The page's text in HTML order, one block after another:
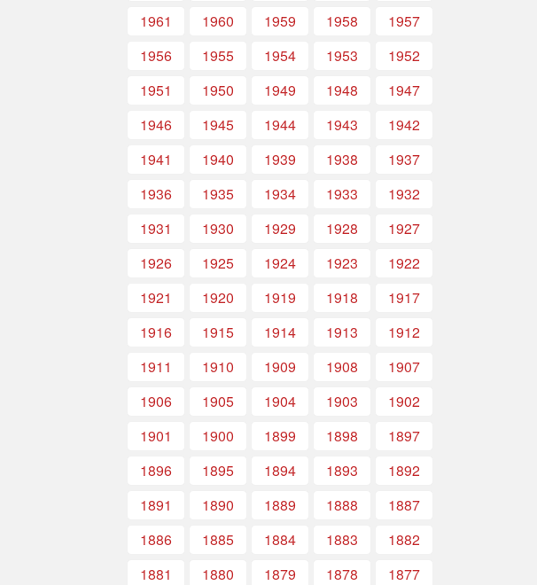
1961
1960 1959 1958
1957
1956
1955 1954 1953
1952
1951
1950 1949 1948
1947
1946
1945 1944 1943
1942
1941
1940 1939 1938
1937
1936
1935 1934 1933
1932
1931
1930 1929 1928
1927
1926
1925 1924 1923
1922
1921
1920 1919 1918
1917
1916
1915 1914 1913
1912
1911
1910 1909 1908
1907
1906
1905 1904 1903
1902
1901
1900 1899 1898
1897
1896
1895 1894 1893
1892
1891
1890 1889 1888
1887
1886
1885 1884 1883
1882
1881
1880 1879 1878
1877